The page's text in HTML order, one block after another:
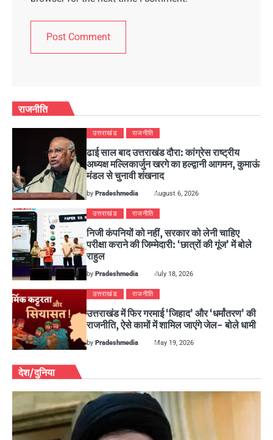
राजनीति
उत्तराखंड राजनीति
ढाई साल बाद उत्तराखंड दौरा: कांग्रेस राष्ट्रीय
अध्यक्ष मल्लिकार्जुन खरगे का हल्द्वानी आगमन, कुमाऊं
मंडल से चुनावी शंखनाद
by Pradeshmedia August 6, 2026
उत्तराखंड राजनीति
निजी कंपनियों को नहीं, सरकार को लेनी चाहिए
परीक्षा कराने की जिम्मेदारी: ‘छात्रों की गूंज’ में बोले
राहुल
by Pradeshmedia July 18, 2026
उत्तराखंड राजनीति
उत्तराखंड में फिर गरमाई ‘जिहाद’ और ‘धर्मांतरण’ की
राजनीति, ऐसे कामों में शामिल जाएंगे जेल- बोले धामी
by Pradeshmedia May 19, 2026
देश/दुनिया